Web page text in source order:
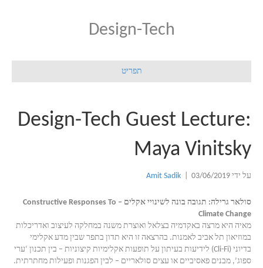
Design-Tech
תפריט
Design-Tech Guest Lecture:
Maya Vinitsky
על ידי Amit Sadik 03/06/2019
סולאר גרילה: תגובה בונה לשינויי אקלים – Constructive Responses To
Climate Change
מאיה היא מרצה באקדמיה בצלאל ואוצרת משנה במחלקה לעיצוב ואדריכלות
במוזיאון תל אביב לאמנות. בהרצאה זו היא תדון בתפר שבין מדע אקלימי
בדיוני (Cli-Fi) לידיעות בעיתון על תופעות אקלימיות קיצוניות – בין תכנון ‘ערי
ספוג’, מבנים פאסיביים או עצים סולאריים – לבין הפגנות ופעילות מחתרתית.